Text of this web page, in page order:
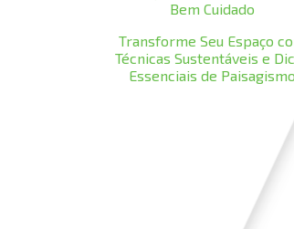
Bem Cuidado
Transforme Seu Espaço
Técnicas Sustentáveis e
Essenciais de Paisagismo